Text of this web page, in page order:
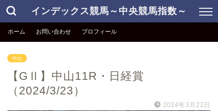
インデックス競馬～中央競馬指数～
ホーム お問い合わせ プロフィール
中山
【GⅡ】中山11R・日経賞
（2024/3/23）
2024年3月22日